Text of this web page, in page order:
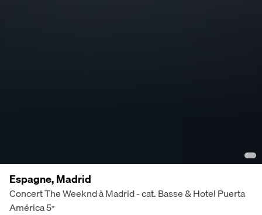
Espagne, Madrid
Concert The Weeknd à Madrid - cat. Basse & Hotel Puerta
América5*